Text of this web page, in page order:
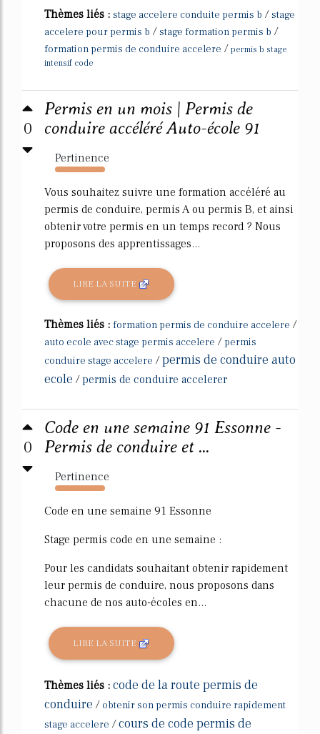
Thèmes liés : stage accelere conduite permis b /stage
accelere pour permis b /stage formation permis b /
formation permis de conduire accelere / permis b stage
intensif code
0
Permis en un mois | Permis de
conduire accéléré Auto-école 91
Pertinence
878%
Vous souhaitez suivre une formation accéléré au
permis de conduire, permis A ou permis B, et ainsi
obtenir votre permis en un temps record ? Nous
proposons des apprentissages...
LIRE LA SUITE
Thèmes liés : formation permis de conduire accelere /
auto ecole avec stage permis accelere / permis
conduire stage accelere /permis de conduire auto
ecole /permis de conduire accelerer
0
Code en une semaine 91 Essonne -
Permis de conduire et ...
Pertinence
417%
Code en une semaine 91 Essonne
Stage permis code en une semaine :
Pour les candidats souhaitant obtenir rapidement
leur permis de conduire, nous proposons dans
chacune de nos auto-écoles en...
LIRE LA SUITE
Thèmes liés : code de la route permis de
conduire / obtenir son permis conduire rapidement
stage accelere /cours de code permis de